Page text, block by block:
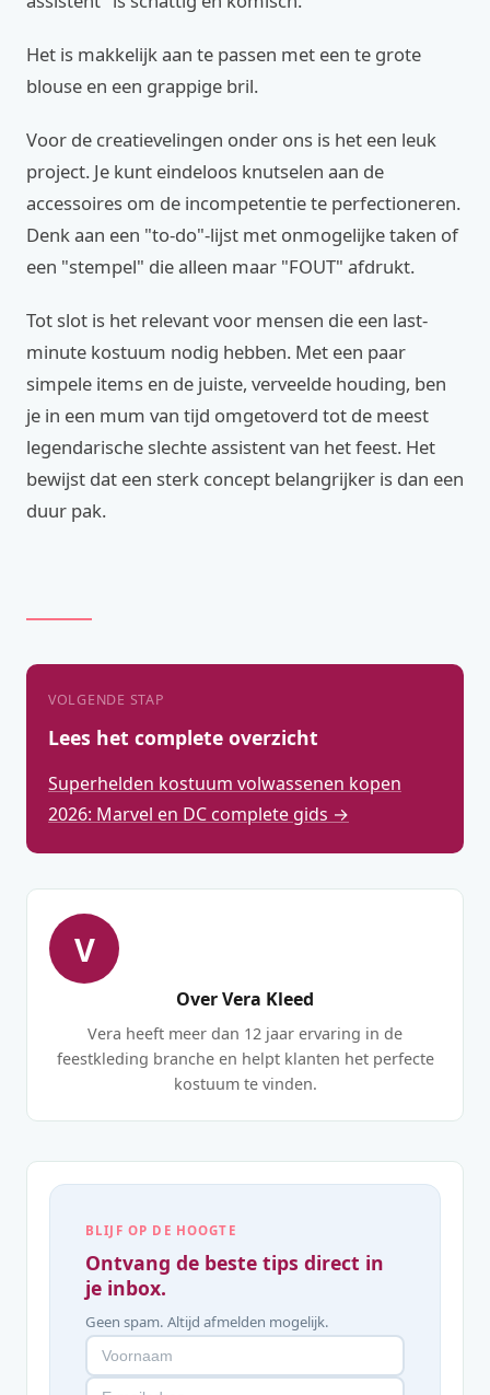
Het is makkelijk aan te passen met een te grote
blouse en een grappige bril.
Voor de creatievelingen onder ons is het een leuk
project. Je kunt eindeloos knutselen aan de
accessoires om de incompetentie te perfectioneren.
Denk aan een "to-do"-lijst met onmogelijke taken of
een "stempel" die alleen maar "FOUT" afdrukt.
Tot slot is het relevant voor mensen die een last-
minute kostuum nodig hebben. Met een paar
simpele items en de juiste, verveelde houding, ben
je in een mum van tijd omgetoverd tot de meest
legendarische slechte assistent van het feest. Het
bewijst dat een sterk concept belangrijker is dan een
duur pak.
VOLGENDE STAP
Lees het complete overzicht
Superhelden kostuum volwassenen kopen
2026: Marvel en DC complete gids →
V
Over Vera Kleed
Vera heeft meer dan 12 jaar ervaring in de
feestkleding branche en helpt klanten het perfecte
kostuum te vinden.
BLIJF OP DE HOOGTE
Ontvang de beste tips direct in
je inbox.
Geen spam. Altijd afmelden mogelijk.